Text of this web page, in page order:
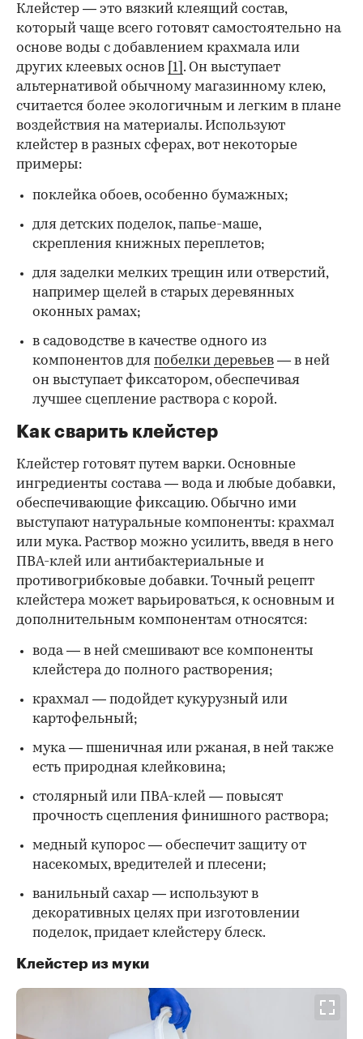
00:00 / 00:00
Клейстер — это вязкий клеящий состав,
который чаще всего готовят самостоятельно на
основе воды с добавлением крахмала или
других клеевых основ [1] . Он выступает
альтернативой обычному магазинному клею,
считается более экологичным и легким в плане
воздействия на материалы. Используют
клейстер в разных сферах, вот некоторые
примеры:
поклейка обоев, особенно бумажных;
для детских поделок, папье-маше,
скрепления книжных переплетов;
для заделки мелких трещин или отверстий,
например щелей в старых деревянных
оконных рамах;
в садоводстве в качестве одного из
компонентов для побелки деревьев — в ней
он выступает фиксатором, обеспечивая
лучшее сцепление раствора с корой.
Как сварить клейстер
Клейстер готовят путем варки. Основные
ингредиенты состава — вода и любые добавки,
обеспечивающие фиксацию. Обычно ими
выступают натуральные компоненты: крахмал
или мука. Раствор можно усилить, введя в него
ПВА-клей или антибактериальные и
противогрибковые добавки. Точный рецепт
клейстера может варьироваться, к основным и
дополнительным компонентам относятся:
вода — в ней смешивают все компоненты
клейстера до полного растворения;
крахмал — подойдет кукурузный или
картофельный;
мука — пшеничная или ржаная, в ней также
есть природная клейковина;
столярный или ПВА-клей — повысят
прочность сцепления финишного раствора;
медный купорос — обеспечит защиту от
насекомых, вредителей и плесени;
ванильный сахар — используют в
декоративных целях при изготовлении
поделок, придает клейстеру блеск.
Клейстер из муки